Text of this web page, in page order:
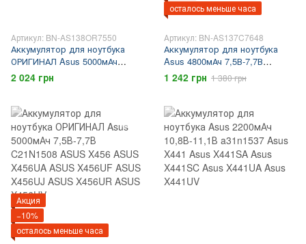
Артикул: BN-AS138OR7550
Аккумулятор для ноутбука
ОРИГИНАЛ Asus 5000мАч
7,5В-7,7В C21N1333 ASUS
TP550 ASUS TP550LA ASUS
2 024 грн
осталось меньше часа
Артикул: BN-AS137C7648
Аккумулятор для ноутбука
Asus 4800мАч 7,5В-7,7В
C21N1508 ASUS X456 ASUS
X456UA ASUS X456UF ASUS
X456UV
1 242 грн 1 380 грн
Акция
−10%
осталось меньше часа